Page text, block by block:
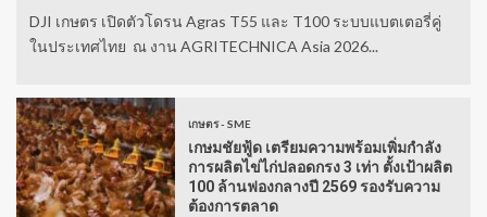
DJI เกษตร เปิดตัวโดรน Agras T55 และ T100 ระบบแบตเตอรี่คู่
ในประเทศไทย ณ งาน AGRITECHNICA Asia 2026...
เกษตร - SME
เกษมชัยฟู้ด เตรียมความพร้อมเพิ่มกำลัง
การผลิตไข่ไก่ปลอดกรง 3 เท่า ตั้งเป้าผลิต
100 ล้านฟองกลางปี 2569 รองรับความ
ต้องการตลาด